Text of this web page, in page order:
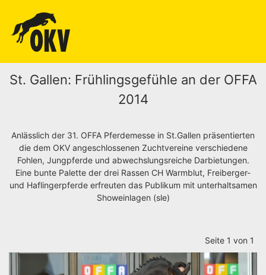
St. Gallen: Frühlingsgefühle an der OFFA
2014
Anlässlich der 31. OFFA Pferdemesse in St.Gallen präsentierten
die dem OKV angeschlossenen Zuchtvereine verschiedene
Fohlen, Jungpferde und abwechslungsreiche Darbietungen.
Eine bunte Palette der drei Rassen CH Warmblut, Freiberger-
und Haflingerpferde erfreuten das Publikum mit unterhaltsamen
Showeinlagen (sle)
Seite 1 von 1